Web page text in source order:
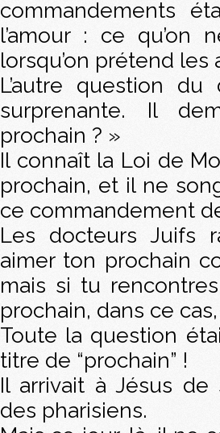
commandements
l’amour : ce qu’on
lorsqu’on prétend les
L’autre question
surprenante. Il
prochain ? »
Il connaît la Loi de
prochain, et il ne
ce commandement
Les docteurs Juifs
aimer ton prochain
mais si tu
prochain, dans ce cas,
Toute la question
titre de “prochain” !
Il arrivait à Jésus de
des pharisiens.